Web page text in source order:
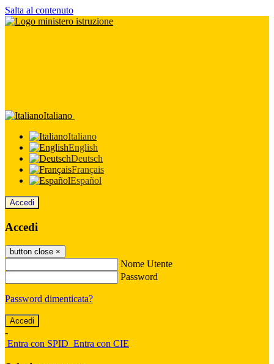
Salta al contenuto
Italiano
Italiano
English
Deutsch
Français
Español
Accedi
Accedi
button close ×
Nome Utente
Password
Password dimenticata?
-
Entra con SPID Entra con CIE